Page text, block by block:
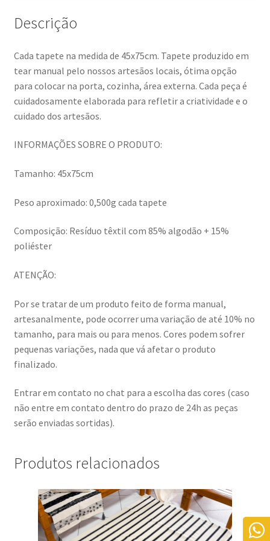
Descrição
Cada tapete na medida de 45x75cm. Tapete produzido em
tear manual pelo nossos artesãos locais, ótima opção
para colocar na porta, cozinha, área externa. Cada peça é
cuidadosamente elaborada para refletir a criatividade e o
cuidado dos artesãos.
INFORMAÇÕES SOBRE O PRODUTO:
Tamanho: 45x75cm
Peso aproximado: 0,500g cada tapete
Composição: Resíduo têxtil com 85% algodão + 15%
poliéster
ATENÇÃO:
Por se tratar de um produto feito de forma manual,
artesanalmente, pode ocorrer uma variação de até 10% no
tamanho, para mais ou para menos. Cores podem sofrer
pequenas variações, nada que vá afetar o produto
finalizado.
Entrar em contato no chat para a escolha das cores (caso
não entre em contato dentro do prazo de 24h as peças
serão enviadas sortidas).
Produtos relacionados